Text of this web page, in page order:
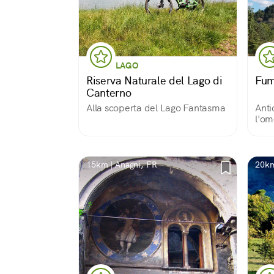
LAGO
Riserva Naturale del Lago di
Canterno
Alla scoperta del Lago Fantasma
che
15km | Anagni, FR